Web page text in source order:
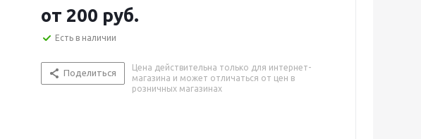
от 200 руб.
Есть в наличии
Поделиться
Цена действительна только для интернет-
магазина и может отличаться от цен в
розничных магазинах